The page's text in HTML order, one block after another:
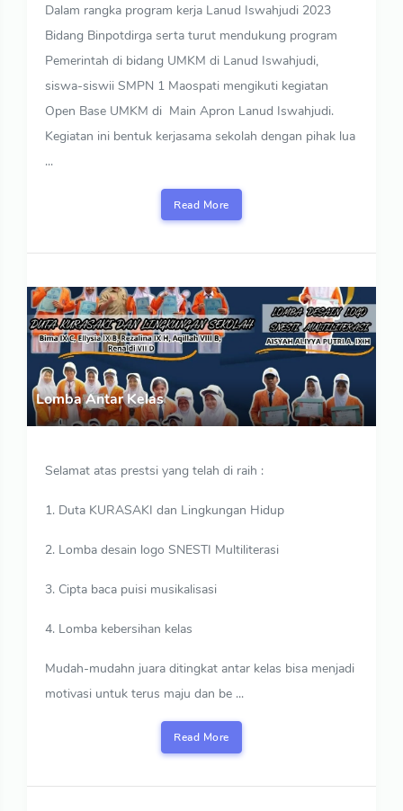
Dalam rangka program kerja Lanud Iswahjudi 2023
Bidang Binpotdirga serta turut mendukung program
Pemerintah di bidang UMKM di Lanud Iswahjudi,
siswa-siswii SMPN 1 Maospati mengikuti kegiatan
Open Base UMKM di Main Apron Lanud Iswahjudi.
Kegiatan ini bentuk kerjasama sekolah dengan pihak lua
...
Read More
Lomba Antar Kelas
Selamat atas prestsi yang telah di raih :
1. Duta KURASAKI dan Lingkungan Hidup
2. Lomba desain logo SNESTI Multiliterasi
3. Cipta baca puisi musikalisasi
4. Lomba kebersihan kelas
Mudah-mudahn juara ditingkat antar kelas bisa menjadi
motivasi untuk terus maju dan be ...
Read More